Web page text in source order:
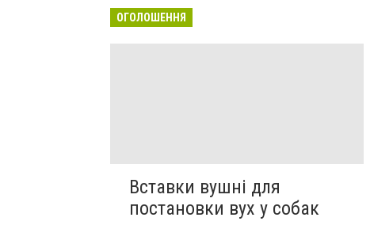
ОГОЛОШЕННЯ
Вставки вушні для
постановки вух у собак